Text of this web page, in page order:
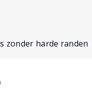
zonder harde randen